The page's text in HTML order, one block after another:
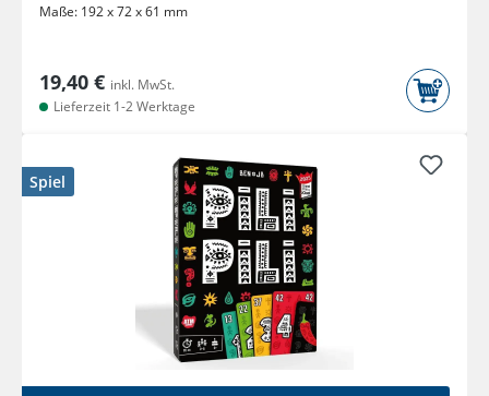
Maße: 192 x 72 x 61 mm
19,40 € inkl. MwSt.
Lieferzeit 1-2 Werktage
Spiel